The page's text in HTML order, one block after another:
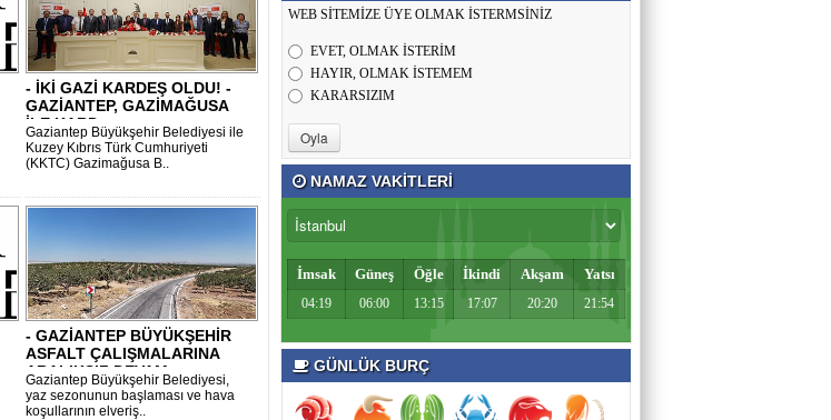
- İKİ GAZİ KARDEŞ OLDU! -
GAZİANTEP, GAZİMAĞUSA
İLE KARD..
Gaziantep Büyükşehir Belediyesi ile
Kuzey Kıbrıs Türk Cumhuriyeti
(KKTC) Gazimağusa B..
- GAZİANTEP BÜYÜKŞEHİR
ASFALT ÇALIŞMALARINA
ARALIKSIZ DEVAM ..
Gaziantep Büyükşehir Belediyesi,
yaz sezonunun başlaması ve hava
koşullarının elveriş..
WEB SİTEMİZE ÜYE OLMAK İSTERMSİNİZ
EVET, OLMAK İSTERİM
HAYIR, OLMAK İSTEMEM
KARARSIZIM
NAMAZ VAKİTLERİ
İmsak Güneş Öğle İkindi Akşam Yatsı
04:19 06:00 13:15 17:07 20:20 21:54
GÜNLÜK BURÇ